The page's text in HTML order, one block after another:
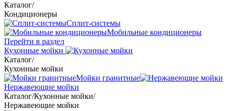
Каталог/
Кондиционеры
Сплит-системы
Мобильные кондиционеры
Перейти в раздел
Кухонные мойки
Каталог/
Кухонные мойки
Мойки гранитные
Нержавеющие мойки
Каталог/Кухонные мойки/
Нержавеющие мойки